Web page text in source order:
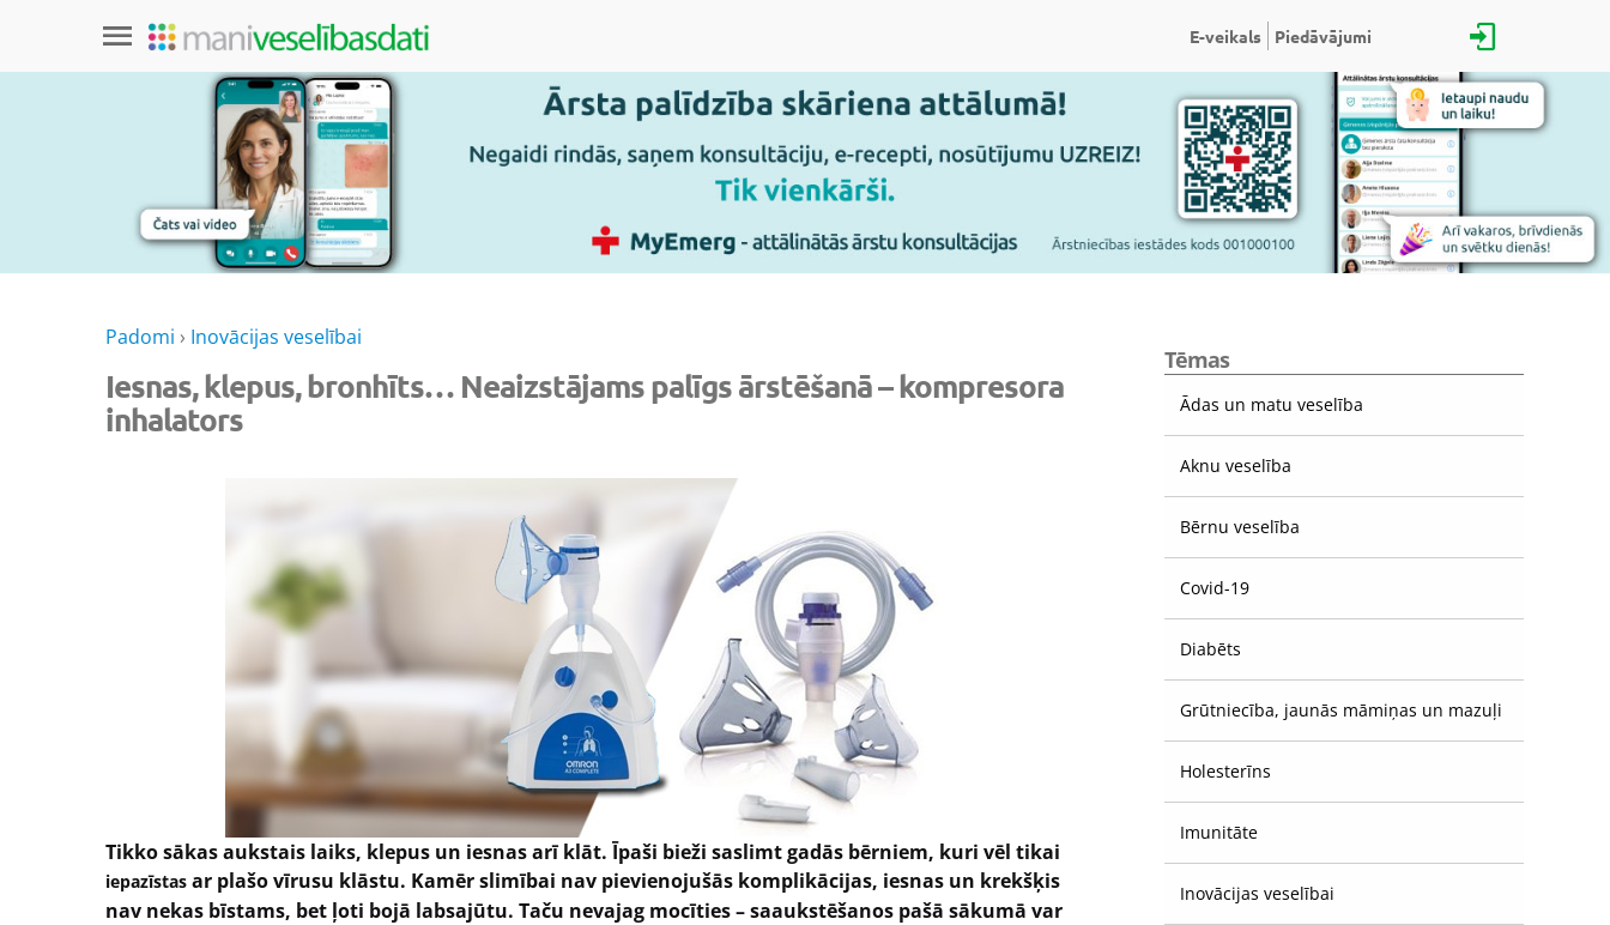
E-veikals Piedāvājumi
Padomi › Inovācijas veselībai
Iesnas, klepus, bronhīts… Neaizstājams palīgs ārstēšanā – kompresora
inhalators
Tikko sākas aukstais laiks, klepus un iesnas arī klāt. Īpaši bieži saslimt gadās bērniem, kuri vēl tikai
iepazīstas ar plašo vīrusu klāstu. Kamēr slimībai nav pievienojušās komplikācijas, iesnas un krekšķis
nav nekas bīstams, bet ļoti bojā labsajūtu. Taču nevajag mocīties – saaukstēšanos pašā sākumā var
Tēmas
Ādas un matu veselība
Aknu veselība
Bērnu veselība
Covid-19
Diabēts
Grūtniecība, jaunās māmiņas un mazuļi
Holesterīns
Imunitāte
Inovācijas veselībai